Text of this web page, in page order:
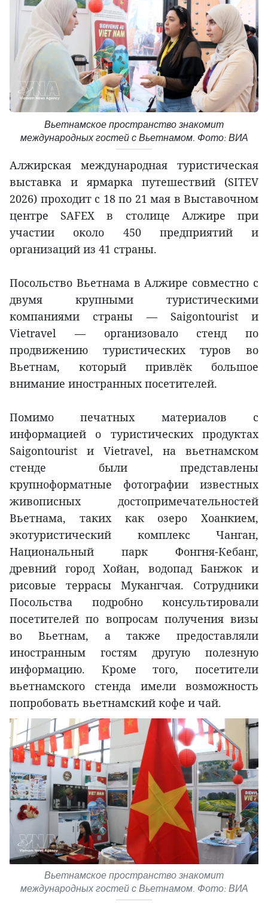
Вьетнамское пространство знакомит
международных гостей с Вьетнамом. Фото: ВИА
Алжирская международная туристическая
выставка и ярмарка путешествий (SITEV
2026) проходит с 18 по 21 мая в Выставочном
центре SAFEX в столице Алжире при
участии около 450 предприятий и
организаций из 41 страны.
Посольство Вьетнама в Алжире совместно с
двумя крупными туристическими
компаниями страны — Saigontourist и
Vietravel — организовало стенд по
продвижению туристических туров во
Вьетнам, который привлёк большое
внимание иностранных посетителей.
Помимо печатных материалов с
информацией о туристических продуктах
Saigontourist и Vietravel, на вьетнамском
стенде были представлены
крупноформатные фотографии известных
живописных достопримечательностей
Вьетнама, таких как озеро Хоанкием,
экотуристический комплекс Чанган,
Национальный парк Фонгня-Кебанг,
древний город Хойан, водопад Банжок и
рисовые террасы Мукангчая. Сотрудники
Посольства подробно консультировали
посетителей по вопросам получения визы
во Вьетнам, а также предоставляли
иностранным гостям другую полезную
информацию. Кроме того, посетители
вьетнамского стенда имели возможность
попробовать вьетнамский кофе и чай.
Вьетнамское пространство знакомит
международных гостей с Вьетнамом. Фото: ВИА